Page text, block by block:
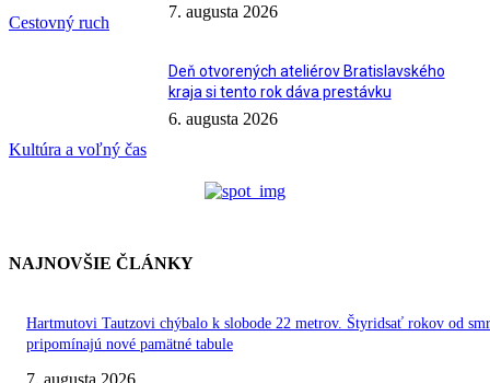
Cestovný ruch
7. augusta 2026
Kultúra a voľný čas
Deň otvorených ateliérov Bratislavského
kraja si tento rok dáva prestávku
6. augusta 2026
NAJNOVŠIE ČLÁNKY
Hartmutovi Tautzovi chýbalo k slobode 22 metrov. Štyridsať rokov od
pripomínajú nové pamätné tabule
7. augusta 2026